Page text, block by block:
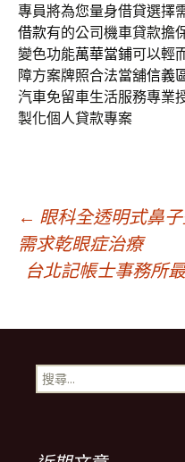
專員將為您量身借貸選擇
借款有的公司機車貸款擔
變色功能萬華當鋪可以輕
障方案牌照合法當舖信義
汽車免留車生活服務專業
製化個人貸款專案
文
章
導
覽
← 眼科全透明式鼻
需求乾眼症治療
台北記帳士事務所
搜
尋